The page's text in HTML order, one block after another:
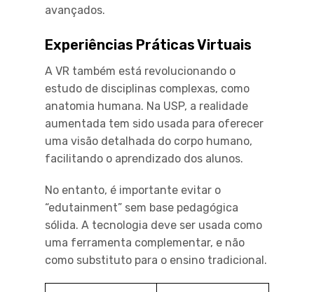
avançados.
Experiências Práticas Virtuais
A VR também está revolucionando o
estudo de disciplinas complexas, como
anatomia humana. Na USP, a realidade
aumentada tem sido usada para oferecer
uma visão detalhada do corpo humano,
facilitando o aprendizado dos alunos.
No entanto, é importante evitar o
“edutainment” sem base pedagógica
sólida. A tecnologia deve ser usada como
uma ferramenta complementar, e não
como substituto para o ensino tradicional.